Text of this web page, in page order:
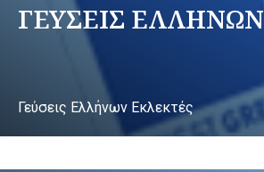
ΓΕΥΣΕΙΣ ΕΛΛΗΝΩΝ
Γεύσεις Ελλήνων Εκλεκτές